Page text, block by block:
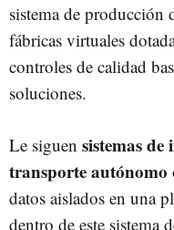
sistema de
fábricas virtuales
controles de calidad
soluciones.
Le siguen sistemas
transporte autónomo
datos aislados en una
dentro de este sistema